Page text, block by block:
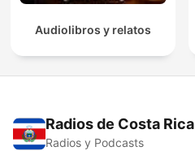
Audiolibros y relatos
Radios de Costa Rica
Radios y Podcasts